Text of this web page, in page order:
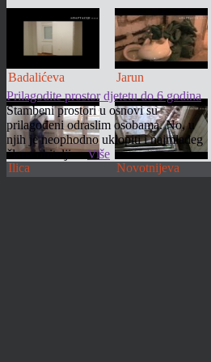
Prilagodite prostor djetetu do 6 godina
Stambeni prostori u osnovi su
prilagođeni odraslim osobama. No, u
njih je neophodno uklopiti i najmlađeg
člana obitelji....Više
Badalićeva Jarun
Ilica Novotnijeva